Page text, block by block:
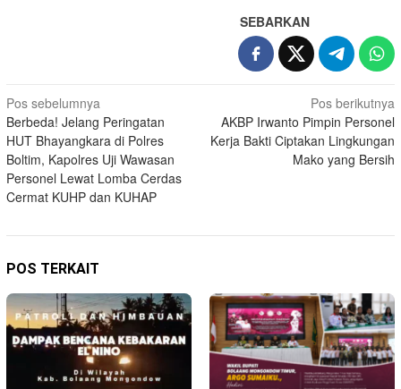
SEBARKAN
Navigasi
pos
Pos sebelumnya
Berbeda! Jelang Peringatan
HUT Bhayangkara di Polres
Boltim, Kapolres Uji Wawasan
Personel Lewat Lomba Cerdas
Cermat KUHP dan KUHAP
Pos berikutnya
AKBP Irwanto Pimpin Personel
Kerja Bakti Ciptakan Lingkungan
Mako yang Bersih
POS TERKAIT